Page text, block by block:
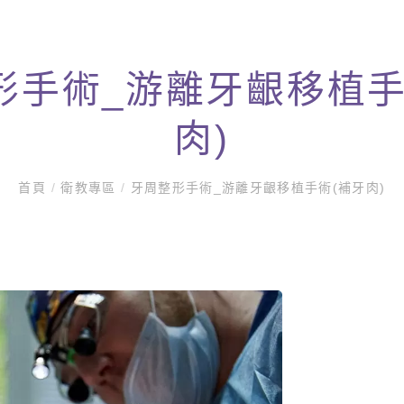
手術_游離牙齦移植
肉)
首頁 / 衛教專區 / 牙周整形手術_游離牙齦移植手術(補牙肉)